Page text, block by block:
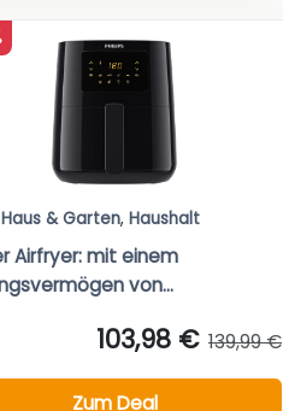
Haus & Garten, Haushalt
Airfryer: mit einem
von...
103,98 € 139,99 €
Zum Deal